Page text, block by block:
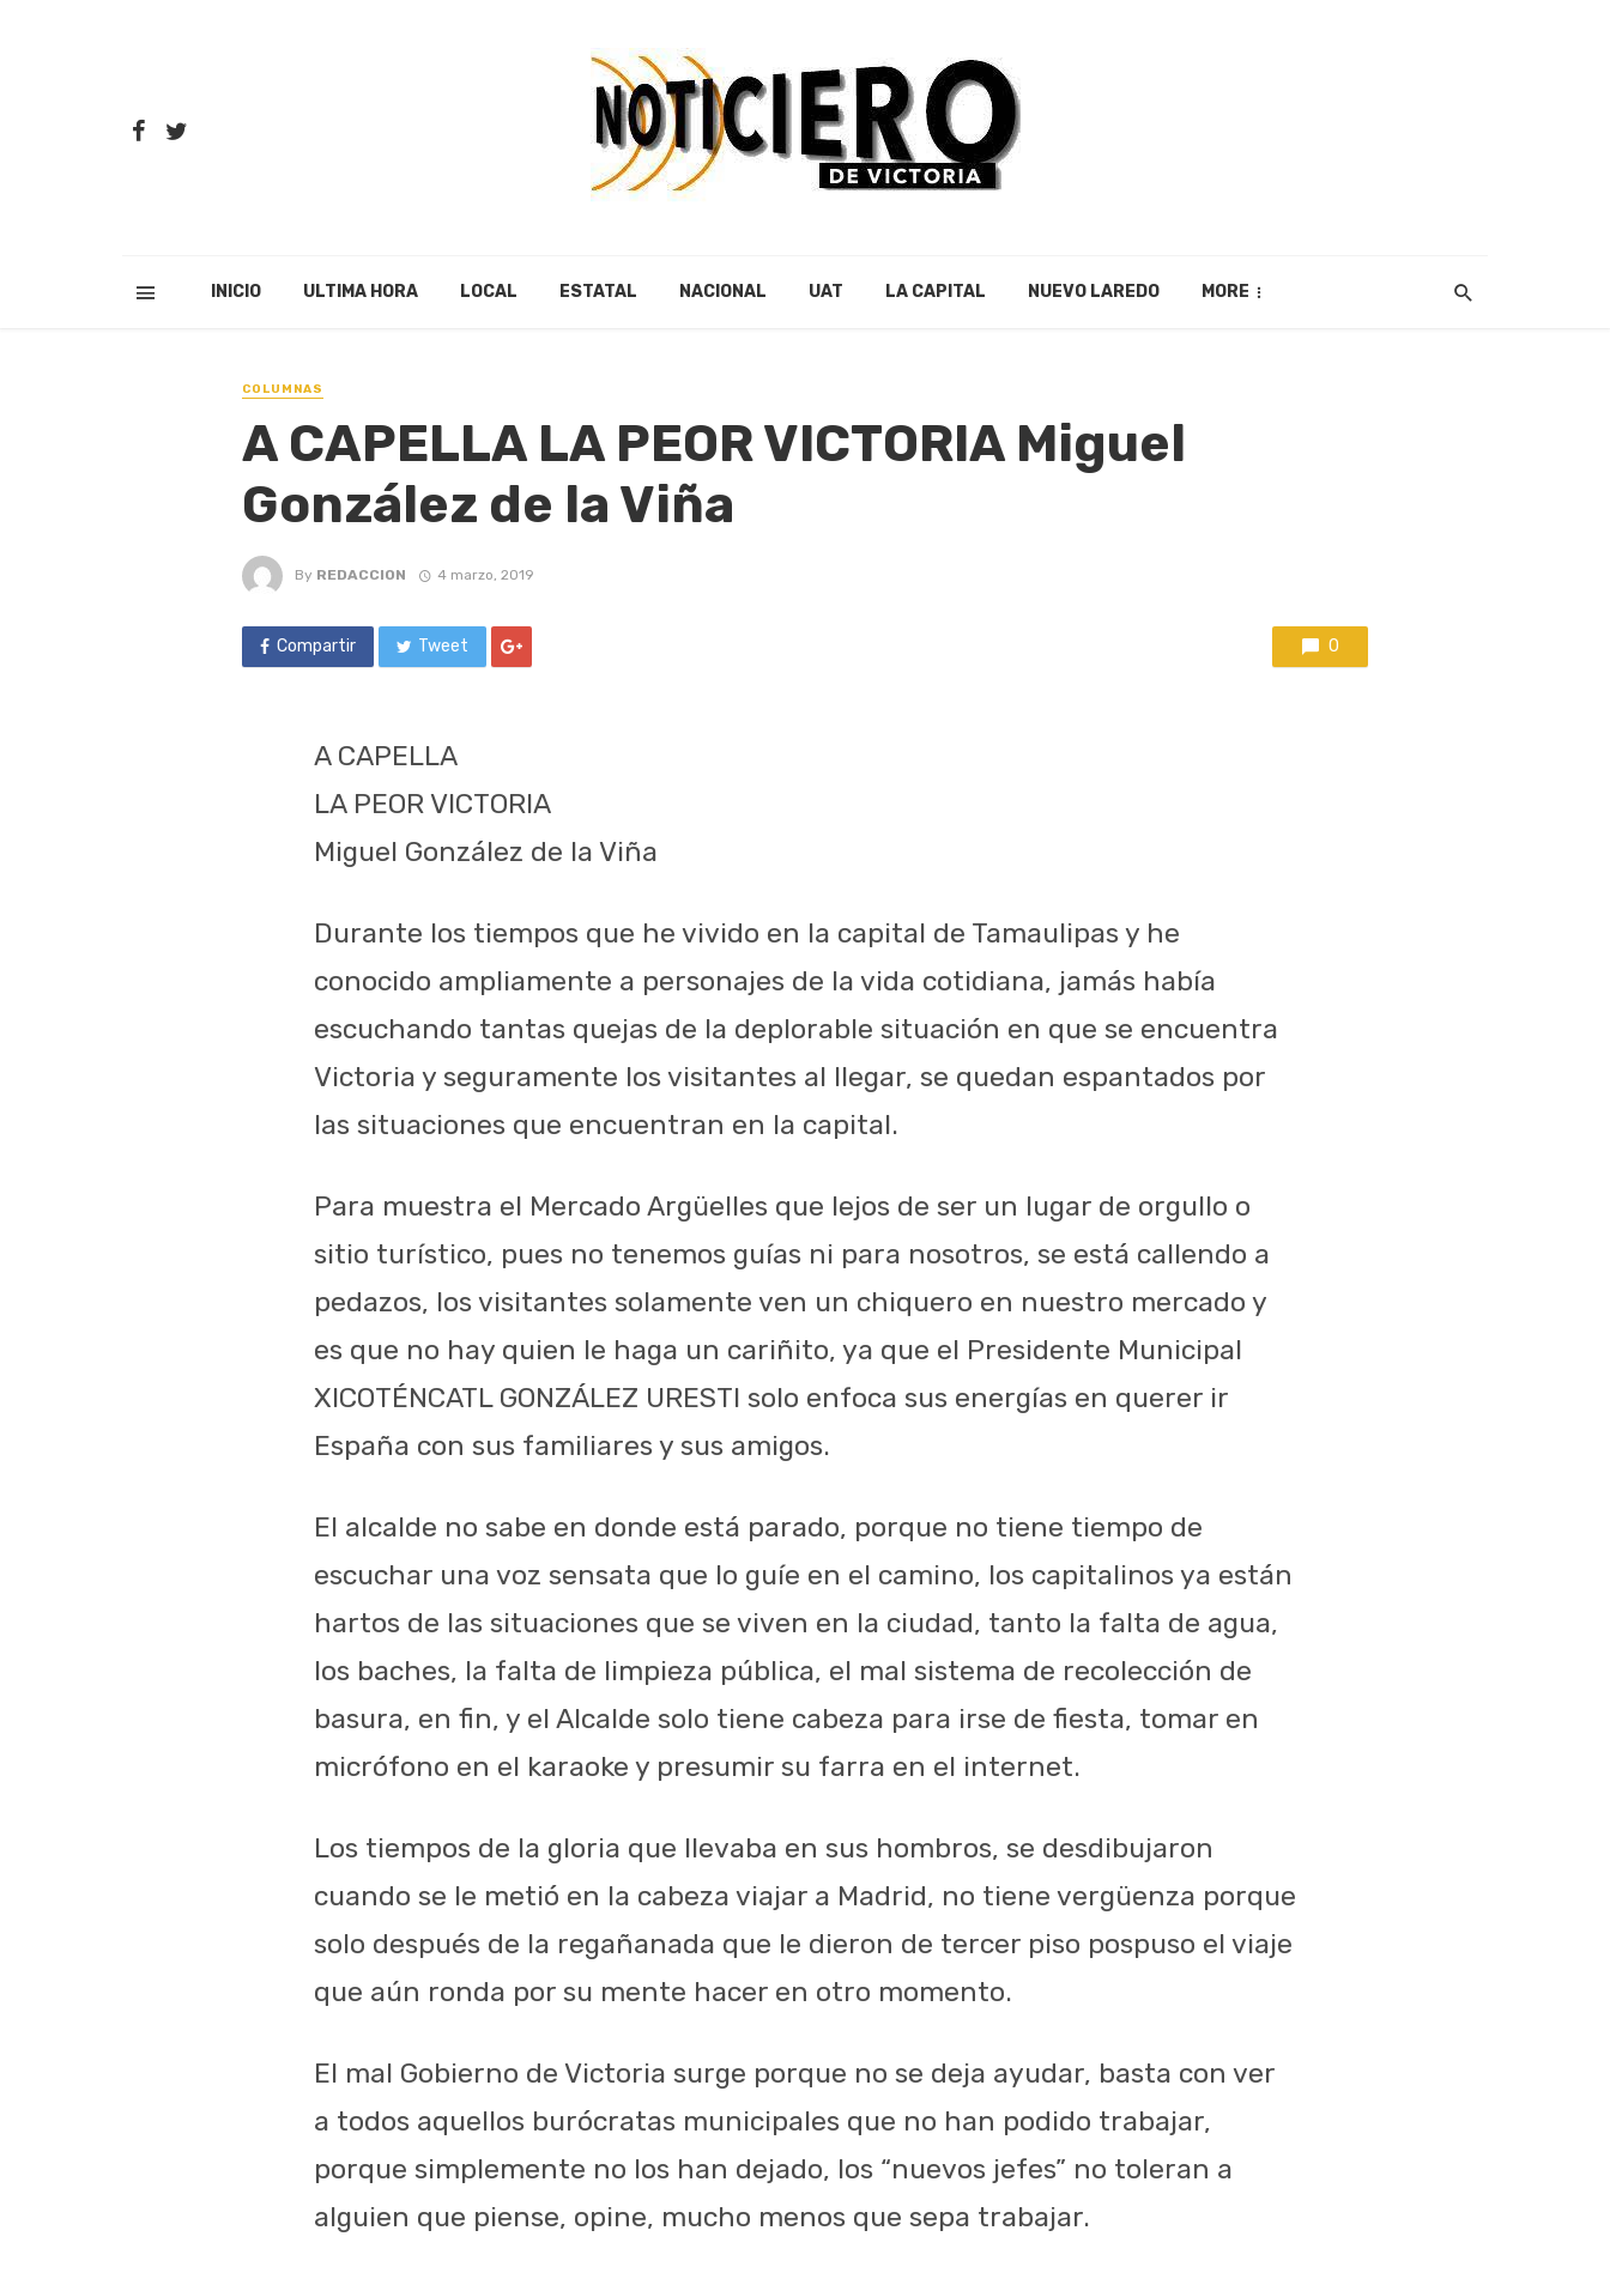
INICIO ULTIMA HORA LOCAL ESTATAL NACIONAL UAT LA CAPITAL NUEVO LAREDO MORE
COLUMNAS
A CAPELLA LA PEOR VICTORIA Miguel
González de la Viña
By REDACCION 4 marzo, 2019
Compartir Tweet 0
A CAPELLA
LA PEOR VICTORIA
Miguel González de la Viña
Durante los tiempos que he vivido en la capital de Tamaulipas y he
conocido ampliamente a personajes de la vida cotidiana, jamás había
escuchando tantas quejas de la deplorable situación en que se encuentra
Victoria y seguramente los visitantes al llegar, se quedan espantados por
las situaciones que encuentran en la capital.
Para muestra el Mercado Argüelles que lejos de ser un lugar de orgullo o
sitio turístico, pues no tenemos guías ni para nosotros, se está callendo a
pedazos, los visitantes solamente ven un chiquero en nuestro mercado y
es que no hay quien le haga un cariñito, ya que el Presidente Municipal
XICOTÉNCATL GONZÁLEZ URESTI solo enfoca sus energías en querer ir
España con sus familiares y sus amigos.
El alcalde no sabe en donde está parado, porque no tiene tiempo de
escuchar una voz sensata que lo guíe en el camino, los capitalinos ya están
hartos de las situaciones que se viven en la ciudad, tanto la falta de agua,
los baches, la falta de limpieza pública, el mal sistema de recolección de
basura, en fin, y el Alcalde solo tiene cabeza para irse de fiesta, tomar en
micrófono en el karaoke y presumir su farra en el internet.
Los tiempos de la gloria que llevaba en sus hombros, se desdibujaron
cuando se le metió en la cabeza viajar a Madrid, no tiene vergüenza porque
solo después de la regañanada que le dieron de tercer piso pospuso el viaje
que aún ronda por su mente hacer en otro momento.
El mal Gobierno de Victoria surge porque no se deja ayudar, basta con ver
a todos aquellos burócratas municipales que no han podido trabajar,
porque simplemente no los han dejado, los “nuevos jefes” no toleran a
alguien que piense, opine, mucho menos que sepa trabajar.